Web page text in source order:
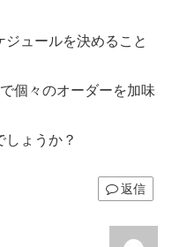
ュールを決めること
個々のオーダーを加味
ょうか？
返信